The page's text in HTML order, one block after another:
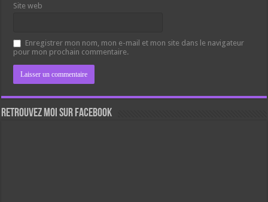
Site web
Enregistrer mon nom, mon e-mail et mon site dans le navigateur
pour mon prochain commentaire.
Retrouvez moi sur Facebook